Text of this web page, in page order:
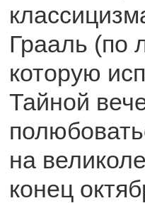
Грааль (по
которую
Тайной
на
конец